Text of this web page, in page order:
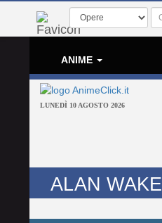
ANIME
LUNEDÌ 10 AGOSTO 2026
ALAN WAKE